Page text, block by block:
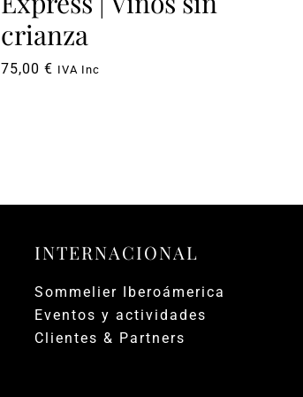
crianza
75,00 € IVA Inc
INTERNACIONAL
Sommelier Iberoámerica
Eventos y actividades
Clientes & Partners